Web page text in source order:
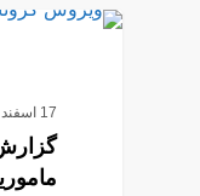
17 اسفند 1398